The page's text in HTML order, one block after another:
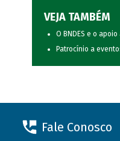
VEJA TAMBÉM
O BNDES e o
Patrocínio a
Fale Conosco